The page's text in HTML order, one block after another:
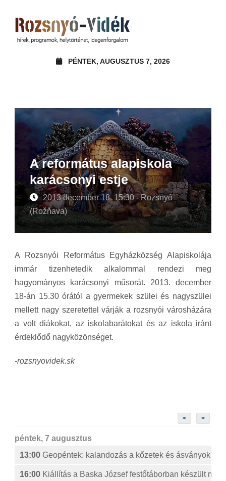
PÉNTEK, AUGUSZTUS 7, 2026
A református alapiskola
karácsonyi estje
2013 december 18. 15:30 - Rozsnyó
(Rožňava)
A Rozsnyói Református Egyházközség Alapiskolája
immár tizenhetedik alkalommal rendezi meg
hagyományos karácsonyi műsorát. 2013. december
18-án 15.30 órától a gyermekek szülei és nagyszülei
mellett nagy szeretettel várják a rozsnyói városházára
a volt diákokat, az iskolabarátokat és az iskola iránt
érdeklődő nagyközönséget.
-rozsnyovidek.sk
< >
péntek, 7 augusztus
13:00 Geopéntek: kalandozás a kőzetek és ásványok
16:00 Kiállítás a Baska József festőtáborban készült